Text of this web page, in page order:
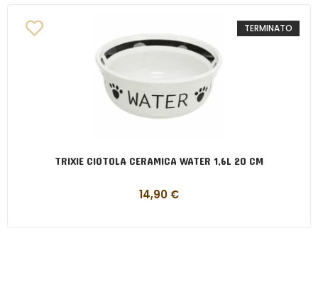
TERMINATO
TRIXIE CIOTOLA CERAMICA WATER 1,6L 20 CM
14,90 €